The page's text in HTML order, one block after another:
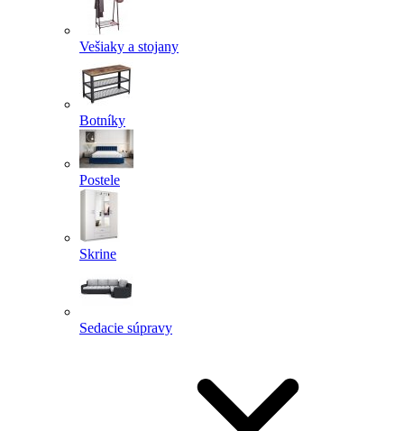
Vešiaky a stojany
Botníky
Postele
Skrine
Sedacie súpravy